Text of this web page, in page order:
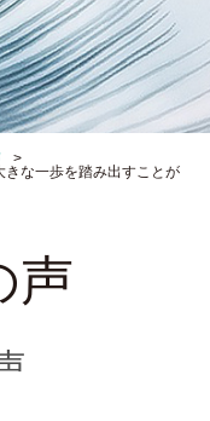
>
な一歩を踏み出すことが
声